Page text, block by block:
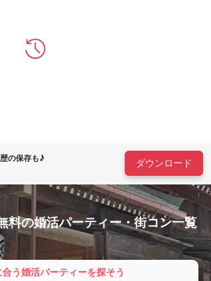
の保存も♪
ダウンロード
料の婚活パーティー・街コン一覧
う婚活パーティーを探そう